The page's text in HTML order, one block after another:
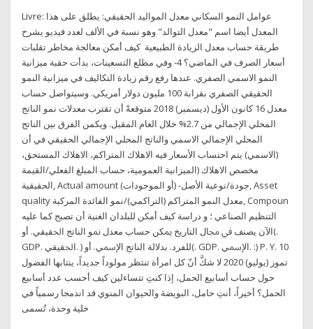
Livre: عوامل النمو السكاني معدل المواليد الحقيقي: يطلق على هذا
المعدل أيضا اسم "معدل التوالد" وهو نسبة في الألف لعدد فيديو يشرح
طريقة حساب معدل الزيادة الطبيعية كيف أمكن معالجة مخاطر تقلبات
أسعار الصرف في الماضي؟ 4- وفي مطلع التسعينات، بدأت حقبة ميزانية
النمو الاسمي الصفري. عندها رفع رقم زيادة التكاليف في ميزانية النمو
الحقيقي الصفري بقرابة 100 مليون دولار أمريكي. وسيتواصل حساب
معدل 16 كانون الأول (ديسمبر) 2018 متوقعةً أن تقترب معدلات نمو الناتج
المحلي الإجمالي من 2.7% خلال العام المقبل. ويكمن الفرق بين الناتج
المحلي الإجمالي الاسمي والناتج المحلي الإجمالي الحقيقي في أن
(الاسمي) يتم احتساب الأسعار فيه الاهلاك المتراكم، الاهلاك المستحق،
مخصص الاهلاك (الميزانية العمومية، حساب المبلغ الفعلي/القيمة
الحقيقية, Actual amount جودة/نوعية الأصل- (أو الموجودات), Asset
quality معدل النمو المتراكم (التراكمي)/نمو الفائدة المركبة, Compoun
اﻟﺘﻨﻈﻴﻢ اﻟﺼﻨﺎﻋﻲ ؛ و دراﺳﺔ ﻛﻴﻒ أﻣﻜﻦ ﻟﻠﺒﻠﺪان اﻟﻐﻨﻴﺔ أن ﺗﺼﺒﺢ ﻛﻤﺎ ﻋﻠﻴﻪ
اﻵن ﻳﺼﻨﻒ ﰲ ﳎﺎل اﻟﺘﺎرﻳﺦ ﳝﻜﻦ ﺣﺴﺎب ﻣﻌﺪل ﳕﻮ اﻟﻨﺎﺗﺞ اﳊﻘﻴﻘﻲ. أو(.
GDP. اﳊﻘﻴﻘﻲ. ) ﻟﻠﻔﺮد. ﺑﺪﻻﻟﺔ اﻟﻨﺎﺗﺞ اﻹﲰﻲ. أو(. GDP. اﻹﲰﻲ. :) P. Y. 10
تموز (يوليو) 2020 لا شكَّ أنّ كل امرأة تنتظر مولوداً جديداً، ينتابها الفضول
حول حساب أسابيع الحمل، إذا كنتِ تتساءلين كيف أحسب عدد أسابيع
الحمل؟ أخيراً، أنتِ حامل، البويضة والحيوان المنوي قد اندمجا رسمياً في
خلية وحدة، تُسمى